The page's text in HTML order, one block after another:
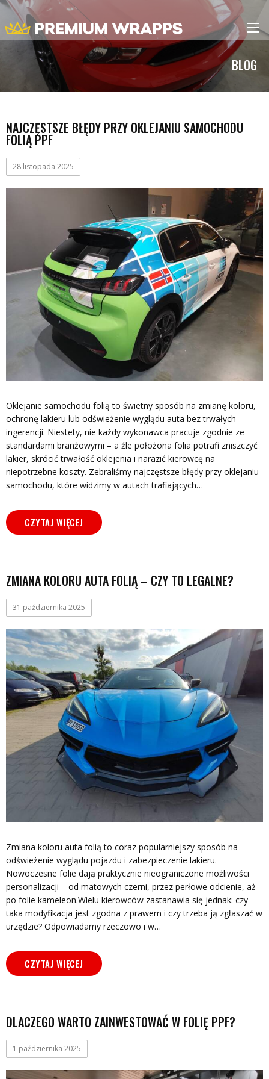
BLOG
NAJCZĘSTSZE BŁĘDY PRZY OKLEJANIU SAMOCHODU
FOLIĄ PPF
28 listopada 2025
Oklejanie samochodu folią to świetny sposób na zmianę koloru,
ochronę lakieru lub odświeżenie wyglądu auta bez trwałych
ingerencji. Niestety, nie każdy wykonawca pracuje zgodnie ze
standardami branżowymi – a źle położona folia potrafi zniszczyć
lakier, skrócić trwałość oklejenia i narazić kierowcę na
niepotrzebne koszty. Zebraliśmy najczęstsze błędy przy oklejaniu
samochodu, które widzimy w autach trafiających…
CZYTAJ WIĘCEJ
ZMIANA KOLORU AUTA FOLIĄ – CZY TO LEGALNE?
31 października 2025
Zmiana koloru auta folią to coraz popularniejszy sposób na
odświeżenie wyglądu pojazdu i zabezpieczenie lakieru.
Nowoczesne folie dają praktycznie nieograniczone możliwości
personalizacji – od matowych czerni, przez perłowe odcienie, aż
po folie kameleon.Wielu kierowców zastanawia się jednak: czy
taka modyfikacja jest zgodna z prawem i czy trzeba ją zgłaszać w
urzędzie? Odpowiadamy rzeczowo i w…
CZYTAJ WIĘCEJ
DLACZEGO WARTO ZAINWESTOWAĆ W FOLIĘ PPF?
1 października 2025